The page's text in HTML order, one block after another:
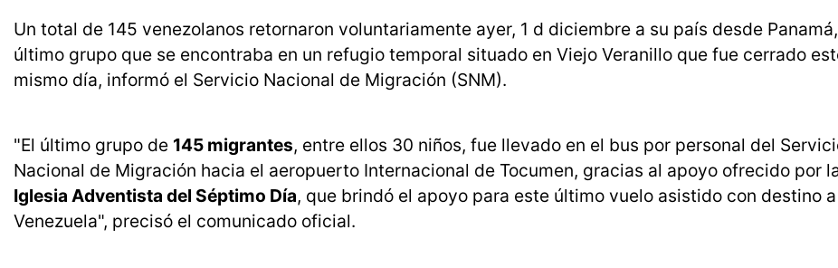
Un total de 145 venezolanos retornaron voluntariamente ayer, 1 d diciembre a su país desde
último grupo que se encontraba en un refugio temporal situado en Viejo Veranillo que fue cerrado
mismo día, informó el Servicio Nacional de Migración (SNM).
"El último grupo de 145 migrantes, entre ellos 30 niños, fue llevado en el bus por personal del
Nacional de Migración hacia el aeropuerto Internacional de Tocumen, gracias al apoyo ofrecido por
Iglesia Adventista del Séptimo Día, que brindó el apoyo para este último vuelo asistido con destino a
Venezuela", precisó el comunicado oficial.